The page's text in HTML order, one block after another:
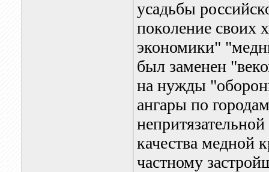
усадьбы
поколение своих
экономики"
был заменен
на нужды
ангары по
качества медной
частному